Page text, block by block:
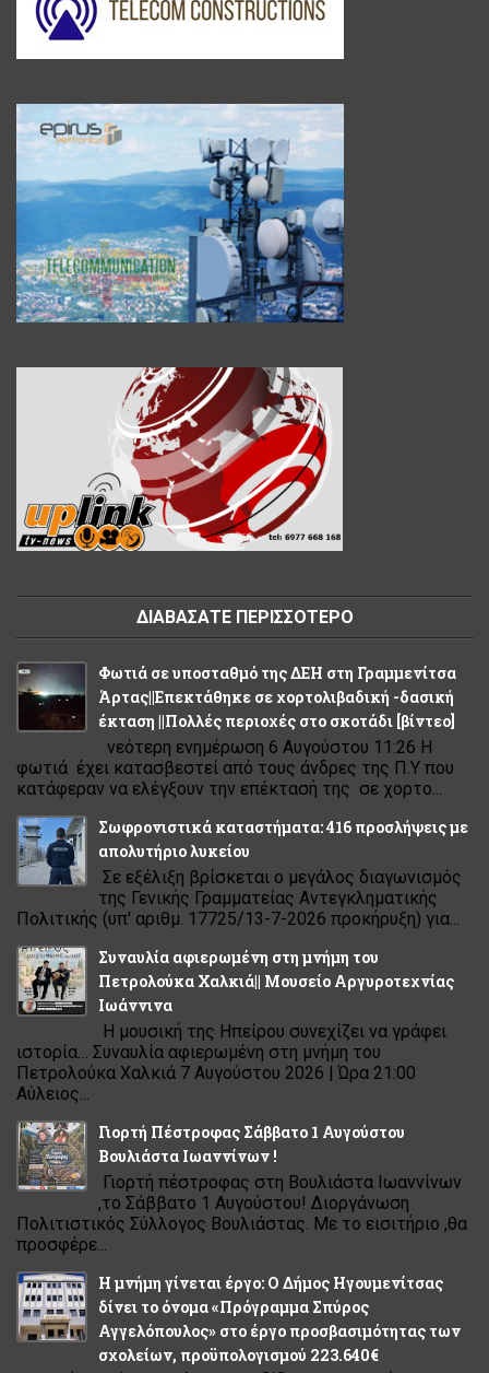
ΔΙΑΒΑΣΑΤΕ ΠΕΡΙΣΣΟΤΕΡΟ
Φωτιά σε υποσταθμό της ΔΕΗ στη Γραμμενίτσα
Άρτας||Επεκτάθηκε σε χορτολιβαδική -δασική
έκταση ||Πολλές περιοχές στο σκοτάδι [βίντεο]
νεότερη ενημέρωση 6 Αυγούστου 11:26 Η
φωτιά έχει κατασβεστεί από τους άνδρες της Π.Υ που
κατάφεραν να ελέγξουν την επέκτασή της σε χορτο...
Σωφρονιστικά καταστήματα: 416 προσλήψεις με
απολυτήριο λυκείου
Σε εξέλιξη βρίσκεται ο μεγάλος διαγωνισμός
της Γενικής Γραμματείας Αντεγκληματικής
Πολιτικής (υπ' αριθμ. 17725/13-7-2026 προκήρυξη) για...
Συναυλία αφιερωμένη στη μνήμη του
Πετρολούκα Χαλκιά|| Μουσείο Αργυροτεχνίας
Ιωάννινα
Η μουσική της Ηπείρου συνεχίζει να γράφει
ιστορία… Συναυλία αφιερωμένη στη μνήμη του
Πετρολούκα Χαλκιά 7 Αυγούστου 2026 | Ώρα 21:00
Αύλειος...
Γιορτή Πέστροφας Σάββατο 1 Αυγούστου
Βουλιάστα Ιωαννίνων !
Γιορτή πέστροφας στη Βουλιάστα Ιωαννίνων
,το Σάββατο 1 Αυγούστου! Διοργάνωση
Πολιτιστικός Σύλλογος Βουλιάστας. Με το εισιτήριο ,θα
προσφέρε...
Η μνήμη γίνεται έργο: Ο Δήμος Ηγουμενίτσας
δίνει το όνομα «Πρόγραμμα Σπύρος
Αγγελόπουλος» στο έργο προσβασιμότητας των
σχολείων, προϋπολογισμού 223.640€